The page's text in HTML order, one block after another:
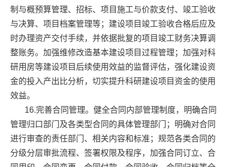
制与概预算管理、招标、项目施工与价款支付、竣工验收
与决算、项目档案管理等；建设项目竣工验收合格后应及
时办理资产交付手续，并依据批复的项目竣工财务决算调
整账务。加强维修改造基本建设项目过程管理；加强对科
研用房等建设项目后续使用效益的监督评估，强化建设资
金的投入产出比分析，切实提升科研建设项目资金的使用
效益。
16.完善合同管理。健全合同内部管理制度，明确合同
管理归口部门及各类型合同的具体管理部门；明确对合同
进行审查的责任部门、相关内容和标准；规范各类合同的
分级分层审批流程、签署权限及程序，加强合同订立、合